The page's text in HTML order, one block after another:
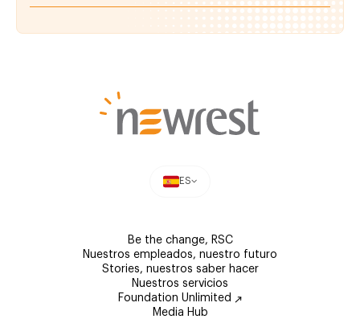
ES
Be the change, RSC
Nuestros empleados, nuestro futuro
Stories, nuestros saber hacer
Nuestros servicios
Foundation Unlimited
Media Hub